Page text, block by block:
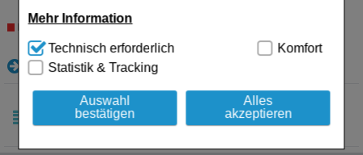
Mehr Information
Technisch Notwendig:Hierbei handelt es sich um
Cookies, die für die Grundfunktionen unserer
Website notwendig sind (z.B. Navigation, Warenkorb,
werden kann.
Komfort:Diese Cookies werden genutzt um das
Technisch erforderlich
Komfort
Statistik & Tracking
Auswahl
bestätigen
Alles
akzeptieren
Körperpflege
Tablettenspender & Tablettenteiler
Tierarzneimittel
Bonbons
Nicht lieferbar
Details
SORTIEREN